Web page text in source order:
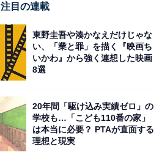
注目の連載
東野圭吾や湊かなえだけじゃな
い、「業と罪」を描く『映画ち
いかわ』から強く連想した映画
8選
20年間「駆け込み実績ゼロ」の
学校も…「こども110番の家」
は本当に必要？ PTAが直面する
理想と現実